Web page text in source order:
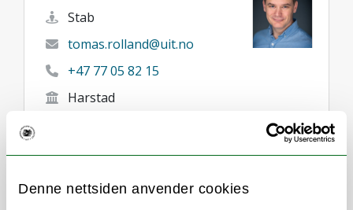
Denne nettsiden anvender cookies
Stab
tomas.rolland@uit.no
+47 77 05 82 15
Harstad